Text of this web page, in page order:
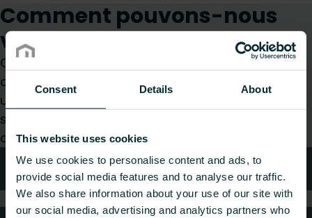
Consent Details About
This website uses cookies
We use cookies to personalise content and ads, to
provide social media features and to analyse our traffic.
We also share information about your use of our site with
our social media, advertising and analytics partners who
Comment pouvons-nous
vous aider ?
Que vous soyez prescripteur, installateur,
architecte, bureau d’études, distributeur ou
utilisateur final, choisissez une catégorie et nous
serons ravis de prendre en charge votre
demande.
Conseils techniques